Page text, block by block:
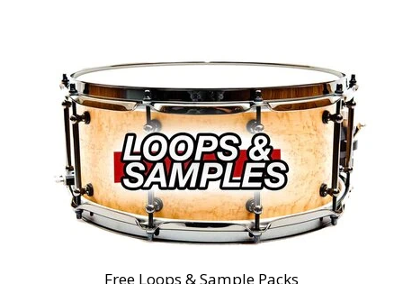
Free Loops & Sample Packs